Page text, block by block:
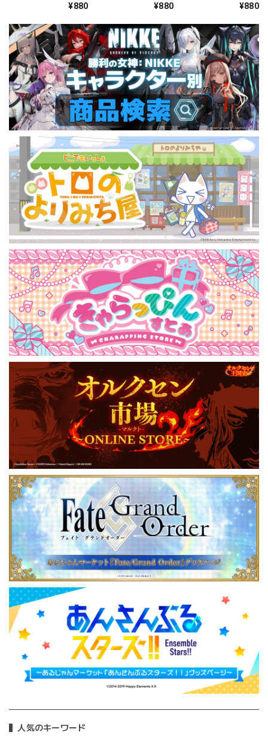
人気のキーワード
¥880
バー/パッションリ
¥880
チャー/ラーヴァ/テ
¥880